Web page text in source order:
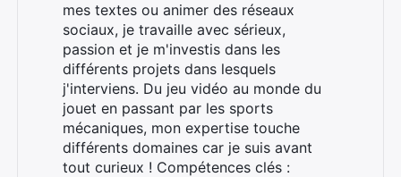
mes textes ou animer des réseaux
sociaux, je travaille avec sérieux,
passion et je m'investis dans les
différents projets dans lesquels
j'interviens. Du jeu vidéo au monde du
jouet en passant par les sports
mécaniques, mon expertise touche
différents domaines car je suis avant
tout curieux ! Compétences clés :